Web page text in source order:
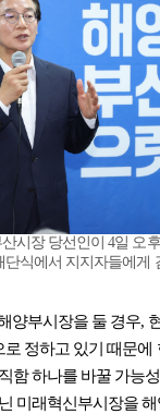
시장 당선인이 4일 오
단식에서 지지자들에게
양부시장을 둘 경우,
정하고 있기 때문에
함 하나를 바꿀 가능
미래혁신부시장을